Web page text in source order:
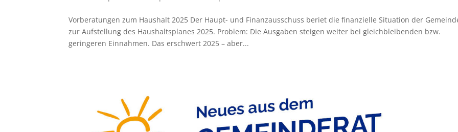
Vorberatungen zum Haushalt 2025 Der Haupt- und Finanzausschuss beriet die finanzielle Situation der
zur Aufstellung des Haushaltsplanes 2025. Problem: Die Ausgaben steigen weiter bei gleichbleibenden bzw.
geringeren Einnahmen. Das erschwert 2025 – aber...